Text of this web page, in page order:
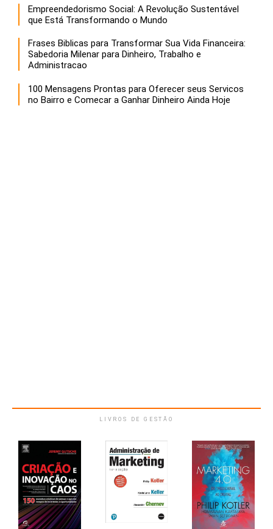
Empreendedorismo Social: A Revolução Sustentável
que Está Transformando o Mundo
Frases Biblicas para Transformar Sua Vida Financeira:
Sabedoria Milenar para Dinheiro, Trabalho e
Administracao
100 Mensagens Prontas para Oferecer seus Servicos
no Bairro e Comecar a Ganhar Dinheiro Ainda Hoje
LIVROS DE GESTÃO